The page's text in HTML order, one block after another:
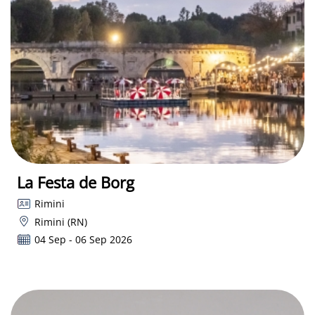
La Festa de Borg
Rimini
Rimini (RN)
04 Sep - 06 Sep 2026